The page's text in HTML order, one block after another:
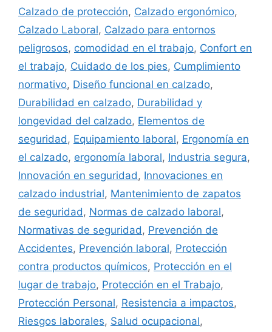
Calzado de protección, Calzado ergonómico,
Calzado Laboral, Calzado para entornos
peligrosos, comodidad en el trabajo, Confort en
el trabajo, Cuidado de los pies, Cumplimiento
normativo, Diseño funcional en calzado,
Durabilidad en calzado, Durabilidad y
longevidad del calzado, Elementos de
seguridad , Equipamiento laboral, Ergonomía en
el calzado, ergonomía laboral, Industria segura,
Innovación en seguridad , Innovaciones en
calzado industrial, Mantenimiento de zapatos
de seguridad , Normas de calzado laboral,
Normativas de seguridad , Prevención de
Accidentes, Prevención laboral, Protección
contra productos químicos, Protección en el
lugar de trabajo, Protección en el Trabajo,
Protección Personal, Resistencia a impactos,
Riesgos laborales, Salud ocupacional,